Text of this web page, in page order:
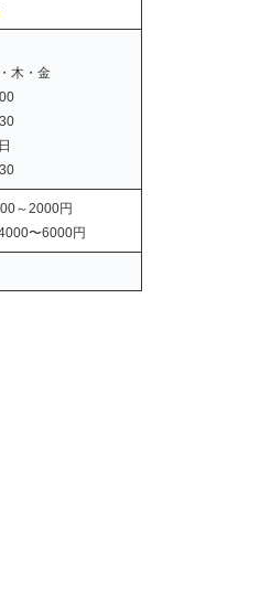
木・金
～2000円
〜6000円